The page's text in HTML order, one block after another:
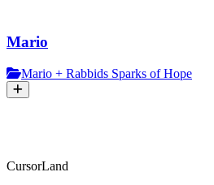
Mario
Mario + Rabbids Sparks of Hope
CursorLand